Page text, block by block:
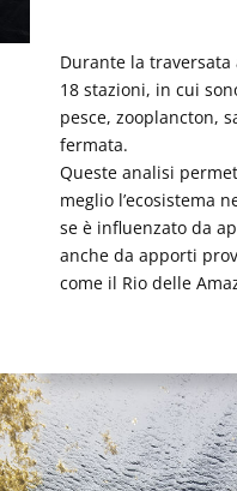
Durante la
18 stazioni, in cui
pesce, zooplancton,
fermata.
Queste analisi
meglio l’ecosistema
se è influenzato da
anche da apporti
come il Rio delle